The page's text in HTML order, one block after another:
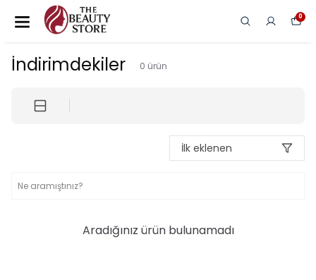
0
İndirimdekiler 0 ürün
İlk eklenen
Aradığınız ürün bulunamadı